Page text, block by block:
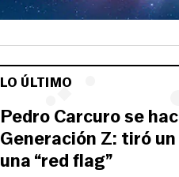
LO ÚLTIMO
Pedro Carcuro se
Generación Z: tiró
una “red flag”